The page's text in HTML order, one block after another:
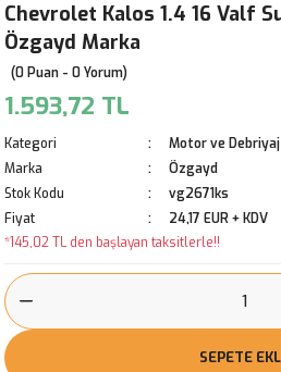
Chevrolet Kalos 1.4 16 Valf
Özgayd Marka
(0 Puan - 0 Yorum)
1.593,72 TL
Kategori
Motor ve Debriyaj
Marka
Özgayd
Stok Kodu
vg2671ks
Fiyat
24,17 EUR + KDV
*145,02 TL den başlayan taksitlerle!!
SEPETE